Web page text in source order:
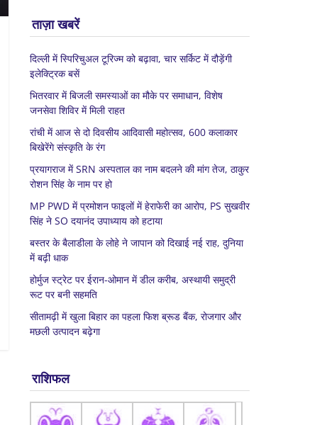
ताज़ा खबरें
दिल्ली में स्पिरिचुअल टूरिज्म को बढ़ावा, चार सर्किट में दौड़ेंगी
इलेक्ट्रिक बसें
भितरवार में बिजली समस्याओं का मौके पर समाधान, विशेष
जनसेवा शिविर में मिली राहत
रांची में आज से दो दिवसीय आदिवासी महोत्सव, 600 कलाकार
बिखेरेंगे संस्कृति के रंग
प्रयागराज में SRN अस्पताल का नाम बदलने की मांग तेज, ठाकुर
रोशन सिंह के नाम पर हो
MP PWD में प्रमोशन फाइलों में हेराफेरी का आरोप, PS सुखवीर
सिंह ने SO दयानंद उपाध्याय को हटाया
बस्तर के बैलाडीला के लोहे ने जापान को दिखाई नई राह, दुनिया
में बढ़ी धाक
होर्मुज स्ट्रेट पर ईरान-ओमान में डील करीब, अस्थायी समुद्री
रूट पर बनी सहमति
सीतामढ़ी में खुला बिहार का पहला फिश ब्रूड बैंक, रोजगार और
मछली उत्पादन बढ़ेगा
राशिफल